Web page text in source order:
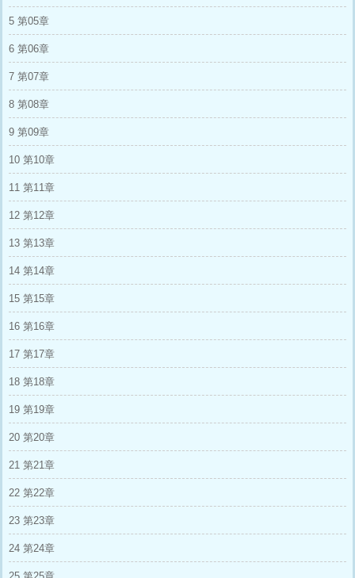
5 第05章
6 第06章
7 第07章
8 第08章
9 第09章
10 第10章
11 第11章
12 第12章
13 第13章
14 第14章
15 第15章
16 第16章
17 第17章
18 第18章
19 第19章
20 第20章
21 第21章
22 第22章
23 第23章
24 第24章